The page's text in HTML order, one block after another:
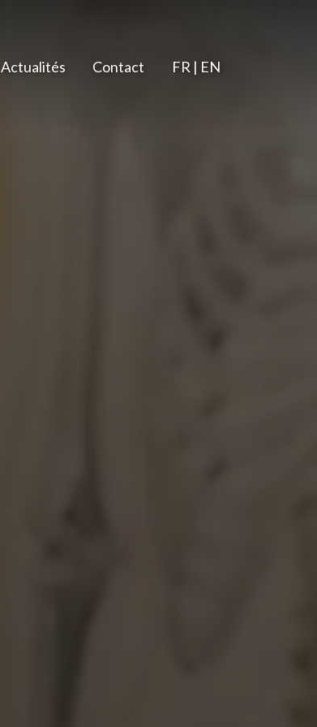
Actualités Contact FR | EN